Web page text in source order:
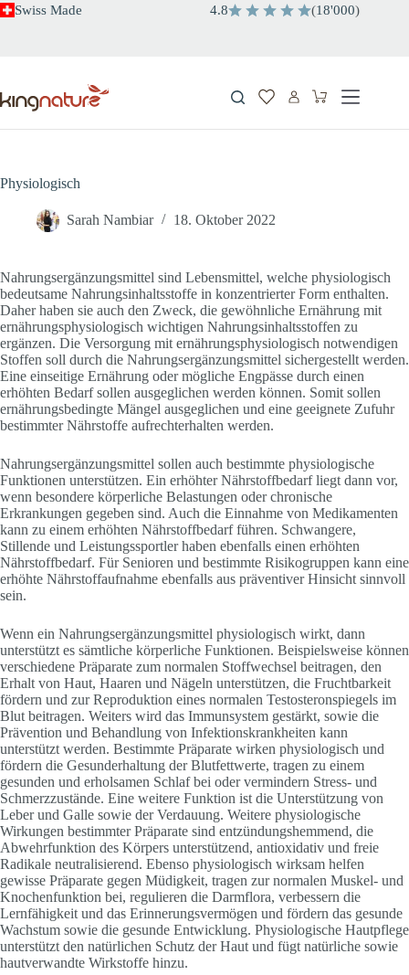
ZumSwiss Made 4.8 (18'000)
Warenkorb
Physiologisch
Sarah Nambiar 18. Oktober 2022
Nahrungsergänzungsmittel sind Lebensmittel, welche physiologisch
bedeutsame Nahrungsinhaltsstoffe in konzentrierter Form enthalten.
Daher haben sie auch den Zweck, die gewöhnliche Ernährung mit
ernährungsphysiologisch wichtigen Nahrungsinhaltsstoffen zu
ergänzen. Die Versorgung mit ernährungsphysiologisch notwendigen
Stoffen soll durch die Nahrungsergänzungsmittel sichergestellt werden.
Eine einseitige Ernährung oder mögliche Engpässe durch einen
erhöhten Bedarf sollen ausgeglichen werden können. Somit sollen
ernährungsbedingte Mängel ausgeglichen und eine geeignete Zufuhr
bestimmter Nährstoffe aufrechterhalten werden.
Nahrungsergänzungsmittel sollen auch bestimmte physiologische
Funktionen unterstützen. Ein erhöhter Nährstoffbedarf liegt dann vor,
wenn besondere körperliche Belastungen oder chronische
Erkrankungen gegeben sind. Auch die Einnahme von Medikamenten
kann zu einem erhöhten Nährstoffbedarf führen. Schwangere,
Stillende und Leistungssportler haben ebenfalls einen erhöhten
Nährstoffbedarf. Für Senioren und bestimmte Risikogruppen kann eine
erhöhte Nährstoffaufnahme ebenfalls aus präventiver Hinsicht sinnvoll
sein.
Wenn ein Nahrungsergänzungsmittel physiologisch wirkt, dann
unterstützt es sämtliche körperliche Funktionen. Beispielsweise können
verschiedene Präparate zum normalen Stoffwechsel beitragen, den
Erhalt von Haut, Haaren und Nägeln unterstützen, die Fruchtbarkeit
fördern und zur Reproduktion eines normalen Testosteronspiegels im
Blut beitragen. Weiters wird das Immunsystem gestärkt, sowie die
Prävention und Behandlung von Infektionskrankheiten kann
unterstützt werden. Bestimmte Präparate wirken physiologisch und
fördern die Gesunderhaltung der Blutfettwerte, tragen zu einem
gesunden und erholsamen Schlaf bei oder vermindern Stress- und
Schmerzzustände. Eine weitere Funktion ist die Unterstützung von
Leber und Galle sowie der Verdauung. Weitere physiologische
Wirkungen bestimmter Präparate sind entzündungshemmend, die
Abwehrfunktion des Körpers unterstützend, antioxidativ und freie
Radikale neutralisierend. Ebenso physiologisch wirksam helfen
gewisse Präparate gegen Müdigkeit, tragen zur normalen Muskel- und
Knochenfunktion bei, regulieren die Darmflora, verbessern die
Lernfähigkeit und das Erinnerungsvermögen und fördern das gesunde
Wachstum sowie die gesunde Entwicklung. Physiologische Hautpflege
unterstützt den natürlichen Schutz der Haut und fügt natürliche sowie
hautverwandte Wirkstoffe hinzu.